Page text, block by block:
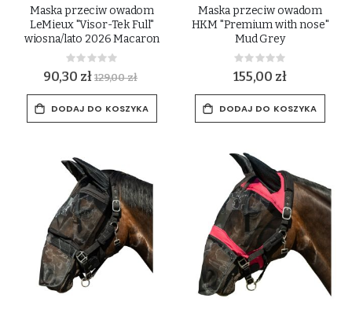
Maska przeciw owadom
LeMieux "Visor-Tek Full"
wiosna/lato 2026 Macaron
Rating:
0%
90,30 zł129,00 zł
DODAJ DO KOSZYKA
Maska przeciw owadom
HKM "Premium with nose"
Mud Grey
Rating:
0%
155,00 zł
DODAJ DO KOSZYKA